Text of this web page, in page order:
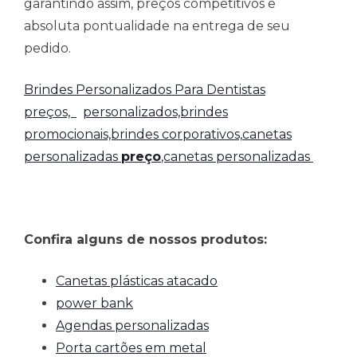
garantindo assim, preços competitivos e
absoluta pontualidade na entrega de seu
pedido.
Brindes Personalizados Para Dentistas
preços,
personalizados,brindes
promocionais,brindes corporativos,canetas
personalizadas preço,canetas personalizadas
Confira alguns de nossos produtos:
Canetas plásticas atacado
power bank
Agendas personalizadas
Porta cartões em metal